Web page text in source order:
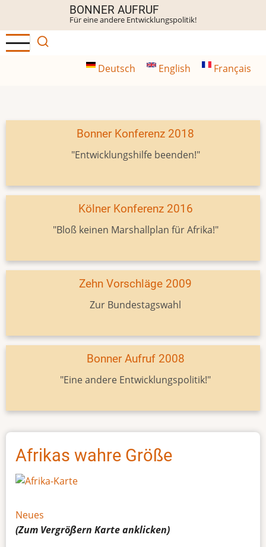
Inhalt
BONNER AUFRUF
Für eine andere Entwicklungspolitik!
Deutsch English Français
Bonner Konferenz 2018
"Entwicklungshilfe beenden!"
Kölner Konferenz 2016
"Bloß keinen Marshallplan für Afrika!"
Zehn Vorschläge 2009
Zur Bundestagswahl
Bonner Aufruf 2008
"Eine andere Entwicklungspolitik!"
Afrikas wahre Größe
Neues
(Zum Vergrößern Karteanklicken)